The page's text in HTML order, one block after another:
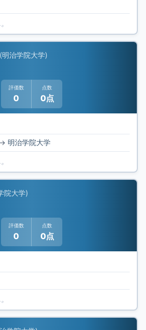
(明治学院大学)
評価数
0
点数
0点
→ 明治学院大学
院大学)
評価数
0
点数
0点